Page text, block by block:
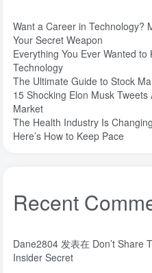
超冷原子物理学
目录
基本信息
研究成果
魔法(1) 高熵合金(3) 雷军(3)
销售(0) 量子金属态(0) 追梦
达芬奇 超分辨显微成像
Want a Career in Technology?
Your Secret Weapon
Everything You Ever Wanted to
Technology
The Ultimate Guide to Stock
15 Shocking Elon Musk Tweets
Market
The Health Industry Is
Here’s How to Keep Pace
Recent
Dane2804 发表在 Don’t Share
Insider Secret